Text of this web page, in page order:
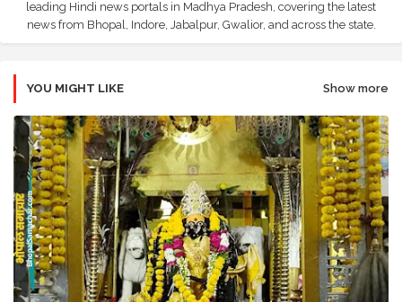
leading Hindi news portals in Madhya Pradesh, covering the latest
news from Bhopal, Indore, Jabalpur, Gwalior, and across the state.
YOU MIGHT LIKE Show more